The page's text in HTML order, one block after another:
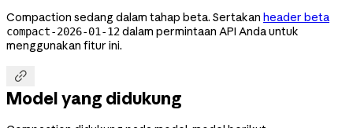
Compaction sedang dalam tahap beta. Sertakan header beta
compact-2026-01-12dalam permintaan API Anda untuk
menggunakan fitur ini.

Model yang didukung